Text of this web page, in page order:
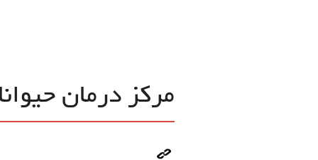
مرکز درمان